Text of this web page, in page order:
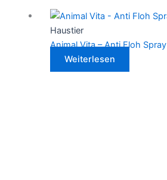
Haustier
Animal Vita – Anti Floh Spray
Weiterlesen